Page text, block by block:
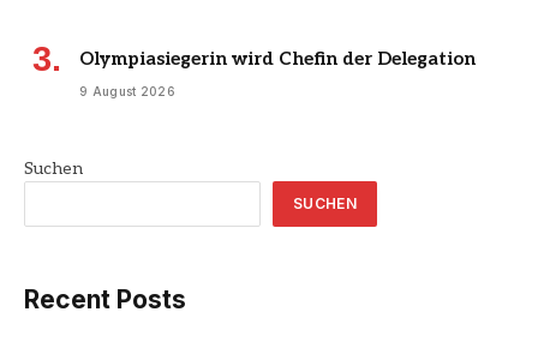
Olympiasiegerin wird Chefin der Delegation
9 August 2026
Suchen
SUCHEN
Recent Posts